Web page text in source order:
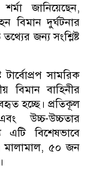
জানিয়েছেন,
বিমান দুর্ঘটনার
জন্য সংশ্লিষ্ট
সামরিক
বিমান বাহিনীর
হচ্ছে। প্রতিকূল
উচ্চ-উচ্চতার
এটি বিশেষভাবে
মালামাল, ৫০ জন